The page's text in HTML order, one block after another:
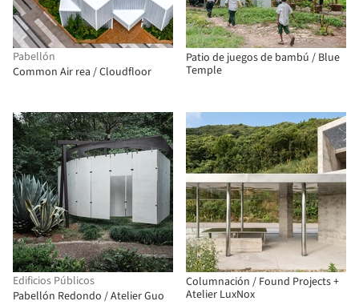
Pabellón
Common Air rea / Cloudfloor
Patio de juegos de bambú / Blue
Temple
Edificios Públicos
Pabellón Redondo / Atelier Guo
Columnación / Found Projects +
Atelier LuxNox